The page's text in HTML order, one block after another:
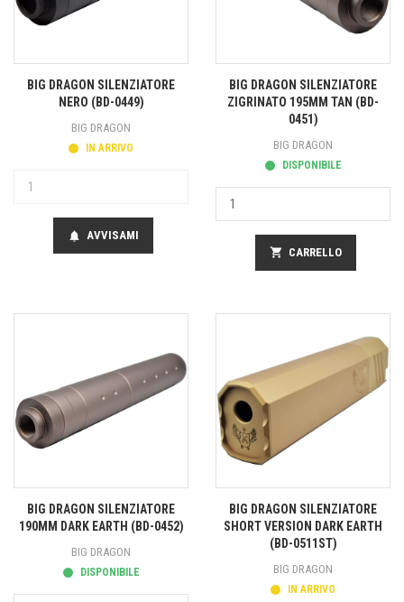
BIG DRAGON SILENZIATORE
NERO (BD-0449)
BIG DRAGON
IN ARRIVO
notifications AVVISAMI
BIG DRAGON SILENZIATORE
ZIGRINATO 195MM TAN (BD-
0451)
BIG DRAGON
DISPONIBILE
shopping_cart CARRELLO
BIG DRAGON SILENZIATORE
190MM DARK EARTH (BD-0452)
BIG DRAGON
DISPONIBILE
BIG DRAGON SILENZIATORE
SHORT VERSION DARK EARTH
(BD-0511ST)
BIG DRAGON
IN ARRIVO